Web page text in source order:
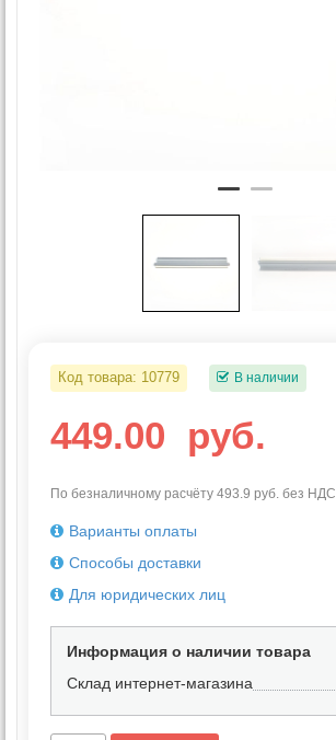
Код товара: 10779 В наличии
449.00 руб.
По безналичному расчёту 493.9 руб. без НДС.
Варианты оплаты
Способы доставки
Для юридических лиц
Информация о наличии товара
Склад интернет-магазина